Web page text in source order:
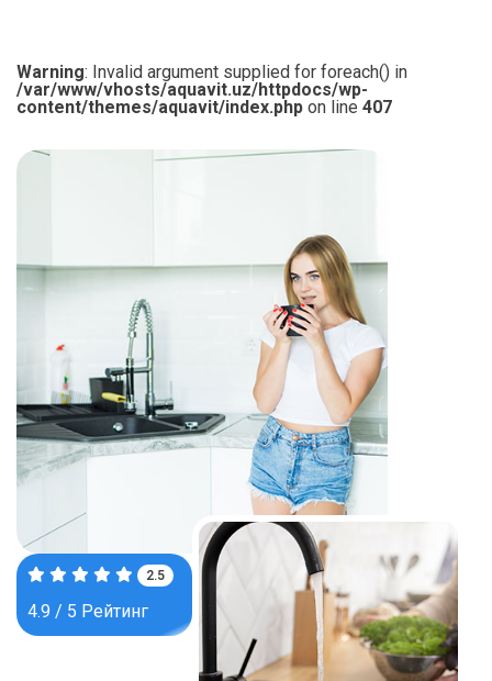
Warning: Invalid argument supplied for foreach() in
/var/www/vhosts/aquavit.uz/httpdocs/wp-
content/themes/aquavit/index.php on line 407
4.0
4.9 / 5 Рейтинг